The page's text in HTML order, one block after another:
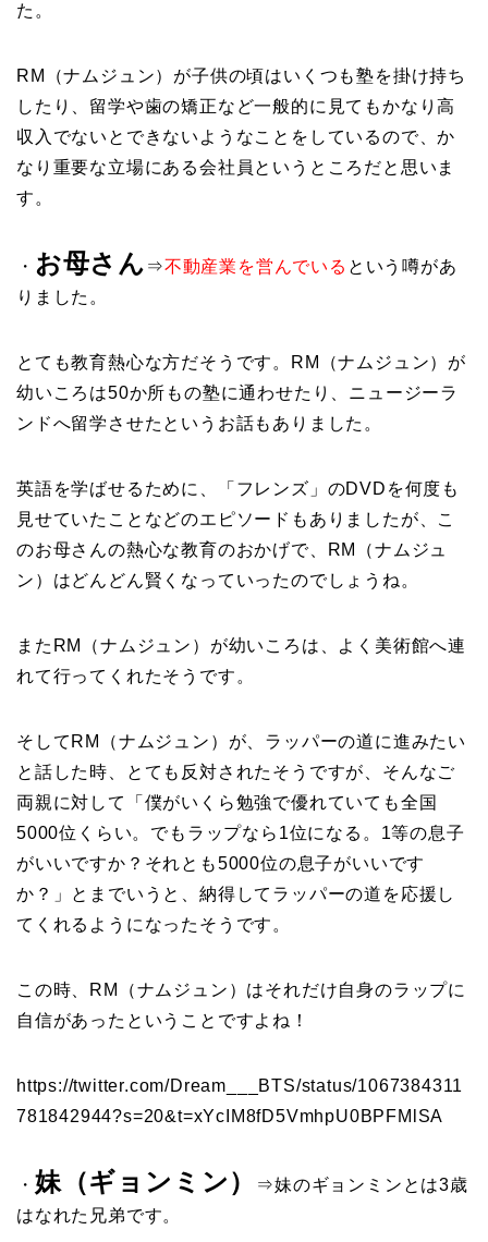
た。
RM（ナムジュン）が子供の頃はいくつも塾を掛け持ち
したり、留学や歯の矯正など一般的に見てもかなり高
収入でないとできないようなことをしているので、か
なり重要な立場にある会社員というところだと思いま
す。
・ お母さん ⇒不動産業を営んでいる という噂があ
りました。
とても教育熱心な方だそうです。RM（ナムジュン）が
幼いころは50か所もの塾に通わせたり、ニュージーラ
ンドへ留学させたというお話もありました。
英語を学ばせるために、「フレンズ」のDVDを何度も
見せていたことなどのエピソードもありましたが、こ
のお母さんの熱心な教育のおかげで、RM（ナムジュ
ン）はどんどん賢くなっていったのでしょうね。
またRM（ナムジュン）が幼いころは、よく美術館へ連
れて行ってくれたそうです。
そしてRM（ナムジュン）が、ラッパーの道に進みたい
と話した時、とても反対されたそうですが、そんなご
両親に対して「僕がいくら勉強で優れていても全国
5000位くらい。でもラップなら1位になる。1等の息子
がいいですか？それとも5000位の息子がいいです
か？」とまでいうと、納得してラッパーの道を応援し
てくれるようになったそうです。
この時、RM（ナムジュン）はそれだけ自身のラップに
自信があったということですよね！
https://twitter.com/Dream___BTS/status/1067384311
781842944?s=20&t=xYcIM8fD5VmhpU0BPFMlSA
・ 妹（ギョンミン）
⇒妹のギョンミンとは3歳
はなれた兄弟です。